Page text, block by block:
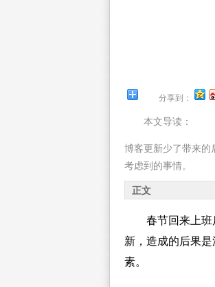
分享到：
本文导读：
博客更新少了带来的
考虑到的事情。
正文
春节回来上
新，造成的后果
素。